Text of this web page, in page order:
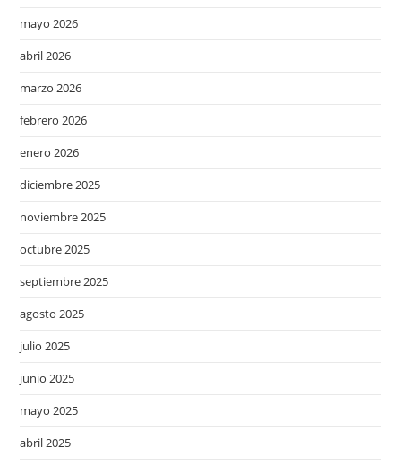
mayo 2026
abril 2026
marzo 2026
febrero 2026
enero 2026
diciembre 2025
noviembre 2025
octubre 2025
septiembre 2025
agosto 2025
julio 2025
junio 2025
mayo 2025
abril 2025